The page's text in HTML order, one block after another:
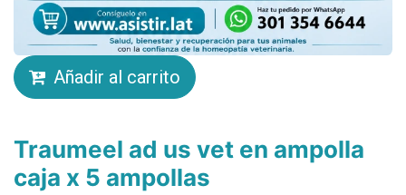
Añadir al carrito
Traumeel ad us vet en ampolla
caja x 5 ampollas